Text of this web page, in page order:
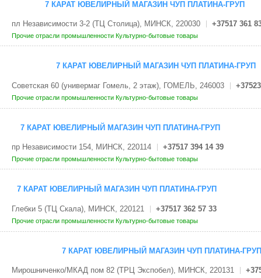
7 КАРАТ ЮВЕЛИРНЫЙ МАГАЗИН ЧУП ПЛАТИНА-ГРУП
пл Независимости 3-2 (ТЦ Столица), МИНСК, 220030 +37517 361
Прочие отрасли промышленности Культурно-бытовые товары
7 КАРАТ ЮВЕЛИРНЫЙ МАГАЗИН ЧУП ПЛАТИНА-ГРУП
Советская 60 (универмаг Гомель, 2 этаж), ГОМЕЛЬ, 246003
Прочие отрасли промышленности Культурно-бытовые товары
7 КАРАТ ЮВЕЛИРНЫЙ МАГАЗИН ЧУП ПЛАТИНА-ГРУП
пр Независимости 154, МИНСК, 220114 +37517 394 14 39
Прочие отрасли промышленности Культурно-бытовые товары
7 КАРАТ ЮВЕЛИРНЫЙ МАГАЗИН ЧУП ПЛАТИНА-ГРУП
Глебки 5 (ТЦ Скала), МИНСК, 220121 +37517 362 57 33
Прочие отрасли промышленности Культурно-бытовые товары
7 КАРАТ ЮВЕЛИРНЫЙ МАГАЗИН ЧУП ПЛАТИНА-ГРУП
Мирошниченко/МКАД пом 82 (ТРЦ Экспобел), МИНСК, 220131